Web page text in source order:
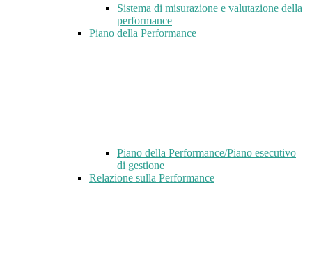
Sistema di misurazione e valutazione della
performance
Piano della Performance
Piano della Performance/Piano esecutivo
di gestione
Relazione sulla Performance